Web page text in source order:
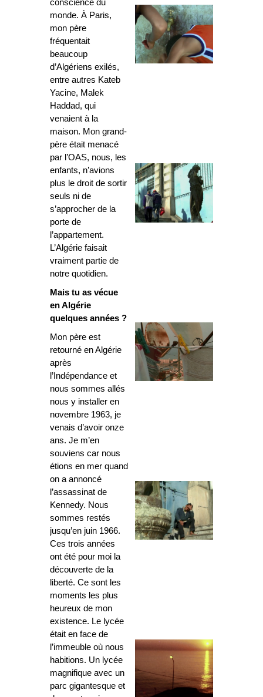
conscience du
monde. À Paris,
mon père
fréquentait
beaucoup
d’Algériens exilés,
entre autres Kateb
Yacine, Malek
Haddad, qui
venaient à la
maison. Mon grand-
père était menacé
par l’OAS, nous, les
enfants, n’avions
plus le droit de sortir
seuls ni de
s’approcher de la
porte de
l’appartement.
L’Algérie faisait
vraiment partie de
notre quotidien.
Mais tu as vécue
en Algérie
quelques années ?
Mon père est
retourné en Algérie
après
l’Indépendance et
nous sommes allés
nous y installer en
novembre 1963, je
venais d’avoir onze
ans. Je m’en
souviens car nous
étions en mer quand
on a annoncé
l’assassinat de
Kennedy. Nous
sommes restés
jusqu’en juin 1966.
Ces trois années
ont été pour moi la
découverte de la
liberté. Ce sont les
moments les plus
heureux de mon
existence. Le lycée
était en face de
l’immeuble où nous
habitions. Un lycée
magnifique avec un
parc gigantesque et